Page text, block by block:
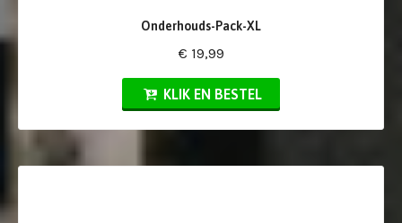
Onderhouds-Pack-XL
€ 19,99
KLIK EN BESTEL